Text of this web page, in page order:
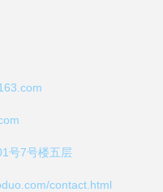
号7号楼五层
contact.html